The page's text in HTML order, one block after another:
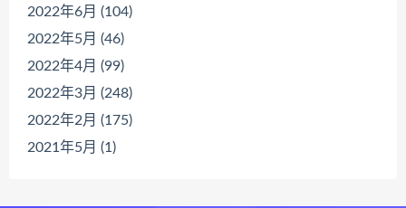
2022年6月 (104)
2022年5月 (46)
2022年4月 (99)
2022年3月 (248)
2022年2月 (175)
2021年5月 (1)